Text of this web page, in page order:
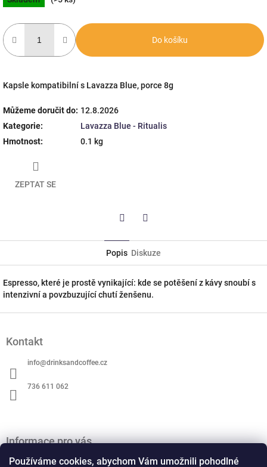
Používáme cookies, abychom Vám umožnili pohodlné
cena:
Do košíku
Kapsle kompatibilní s Lavazza Blue, porce 8g
Můžeme doručit do: 12.8.2026
Kategorie:
Lavazza Blue - Ritualis
Hmotnost: 0.1 kg
ZEPTAT SE
Popis Diskuze
Espresso, které je prostě vynikající: kde se potěšení z kávy snoubí s
intenzivní a povzbuzující chutí ženšenu.
Kontakt
info@drinksandcoffee.cz
736 611 062
Informace pro vás
O nás